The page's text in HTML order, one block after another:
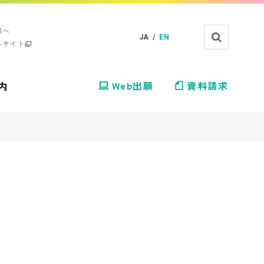
イト
JA / EN
Web出願 資料請求